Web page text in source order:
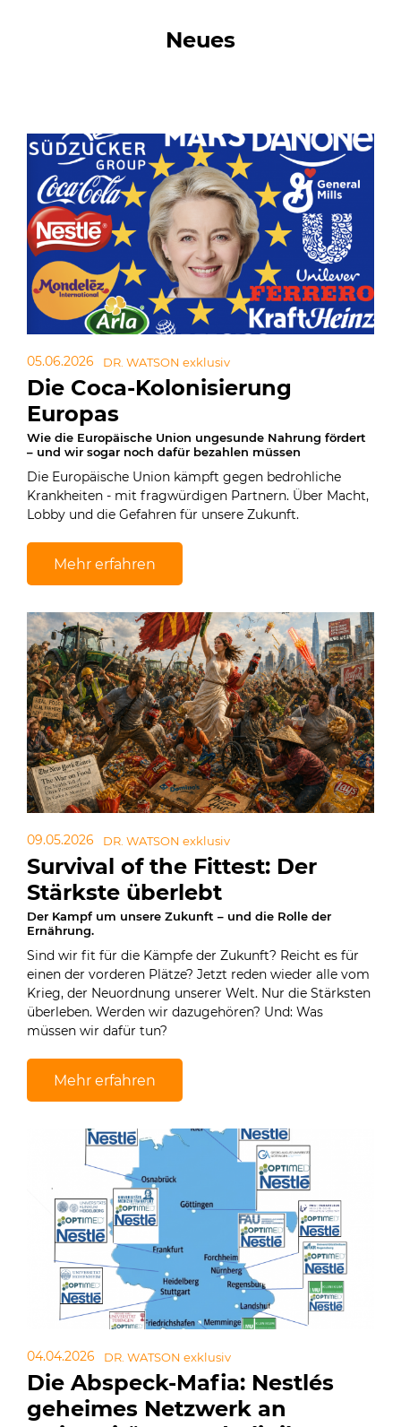
Neues
05.06.2026 DR. WATSON exklusiv
Die Coca-Kolonisierung
Europas
Wie die Europäische Union ungesunde Nahrung fördert
– und wir sogar noch dafür bezahlen müssen
Die Europäische Union kämpft gegen bedrohliche
Krankheiten - mit fragwürdigen Partnern. Über Macht,
Lobby und die Gefahren für unsere Zukunft.
Mehr erfahren
09.05.2026 DR. WATSON exklusiv
Survival of the Fittest: Der
Stärkste überlebt
Der Kampf um unsere Zukunft – und die Rolle der
Ernährung.
Sind wir fit für die Kämpfe der Zukunft? Reicht es für
einen der vorderen Plätze? Jetzt reden wieder alle vom
Krieg, der Neuordnung unserer Welt. Nur die Stärksten
überleben. Werden wir dazugehören? Und: Was
müssen wir dafür tun?
Mehr erfahren
04.04.2026 DR. WATSON exklusiv
Die Abspeck-Mafia: Nestlés
geheimes Netzwerk an